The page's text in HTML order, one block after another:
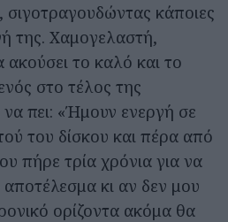
κάποιες
της. Χαμογελαστή,
ακούσει το καλό και το
στο τέλος της
πει: «Ήμουν ενεργή σε
του δίσκου και πέρα από
πήρε τρία χρόνια για να
κι αν δεν μου
ορίζοντα ακόμα θα